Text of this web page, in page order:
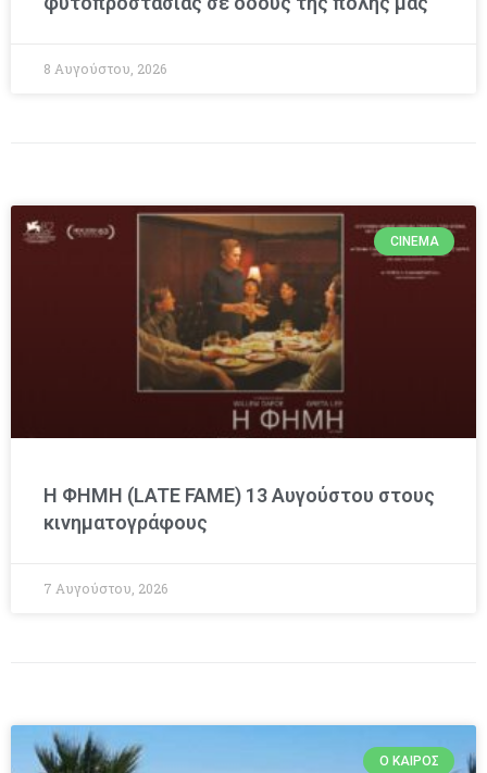
8 Αυγούστου, 2026
CINEMA
Η ΦΗΜΗ (LATE FAME) 13 Αυγούστου στους
κινηματογράφους
7 Αυγούστου, 2026
Ο ΚΑΙΡΌΣ